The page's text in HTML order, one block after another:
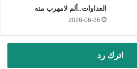
العداوات..ألم لامهرب منه
2026-06-26
اترك رد